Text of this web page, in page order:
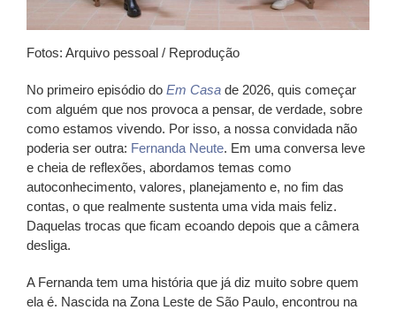
Fotos: Arquivo pessoal / Reprodução
No primeiro episódio do Em Casa de 2026, quis começar
com alguém que nos provoca a pensar, de verdade, sobre
como estamos vivendo. Por isso, a nossa convidada não
poderia ser outra: Fernanda Neute. Em uma conversa leve
e cheia de reflexões, abordamos temas como
autoconhecimento, valores, planejamento e, no fim das
contas, o que realmente sustenta uma vida mais feliz.
Daquelas trocas que ficam ecoando depois que a câmera
desliga.
A Fernanda tem uma história que já diz muito sobre quem
ela é. Nascida na Zona Leste de São Paulo, encontrou na